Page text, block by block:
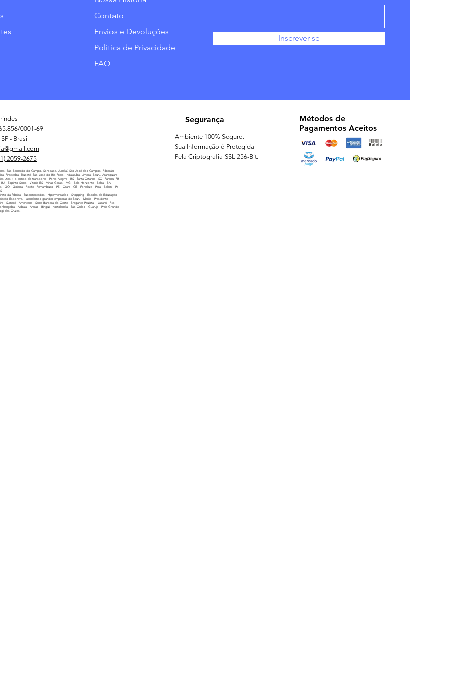
Contato
Envios e Devoluções
Política de Privacidade
FAQ
Inscrever-se
0001-69
- Brasil
2059-2675
São Bernardo do Campo, Sorocaba, Jundiaí, São José dos Campos, Ribeirão
Piracicaba, Taubaté, São José do Rio Preto, Indaiatuba, Limeira, Bauru, Araraquara
uteis + o tempo de transporte - Porto Alegrre - RS - Santa Catarina - SC - Parana -PR
- Espirito Santo - Vitoria ES - Minas Gerais - MG - Belo Horizonte - Bahia - BA -
- GO- Goiania - Recife - Pernambuco - PE - Ceara - CE - Fortaleza - Para - Belem - Pa
-
da fabrica - Supermercados - Hipermercados - Shopping - Escolas de Educação -
Esportiva. - atendemos grandes empresas de Bauru - Marilia - Presidente
- Sumaré - Americana - Santa Barbara do Oeste - Bragança Paulista - Jacarei - Rio
- Atibaia - Araras - Biriguii - hortolandia - São Carlos - Guaruja - Praia Grande
das Cruzes.
Segurança
Ambiente 100% Seguro.
Sua Informação é Protegida
Pela Criptografia SSL 256-Bit.
Métodos de
Pagamentos Aceitos
Personalizadas para empresas - festas - eventos - confraternizações e comemorações com brindes customizados